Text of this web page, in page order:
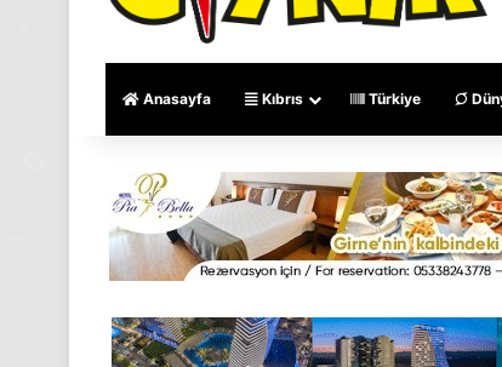
Anasayfa Kıbrıs Türkiye